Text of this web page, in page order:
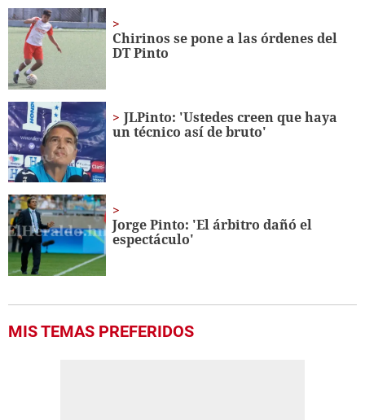
minute,
0
Chirinos se pone a las órdenes del
DT Pinto
JLPinto: 'Ustedes creen que haya
un técnico así de bruto'
Jorge Pinto: 'El árbitro dañó el
espectáculo'
MIS TEMAS PREFERIDOS